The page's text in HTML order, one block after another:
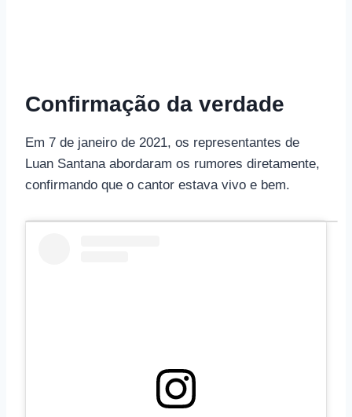
Confirmação da verdade
Em 7 de janeiro de 2021, os representantes de
Luan Santana abordaram os rumores diretamente,
confirmando que o cantor estava vivo e bem.